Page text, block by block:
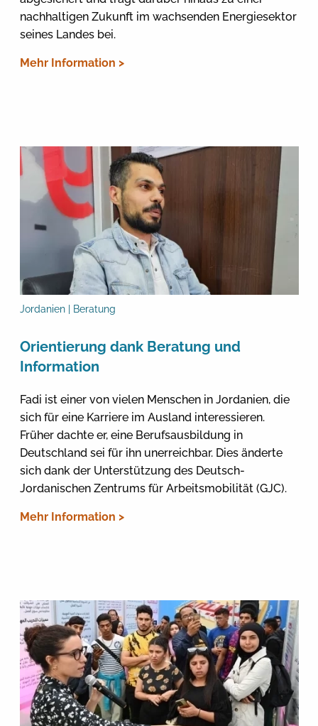
nachhaltigen Zukunft im wachsenden Energiesektor
seines Landes bei.
Mehr Information >
Jordanien | Beratung
Orientierung dank Beratung und
Information
Fadi ist einer von vielen Menschen in Jordanien, die
sich für eine Karriere im Ausland interessieren.
Früher dachte er, eine Berufsausbildung in
Deutschland sei für ihn unerreichbar. Dies änderte
sich dank der Unterstützung des Deutsch-
Jordanischen Zentrums für Arbeitsmobilität (GJC).
Mehr Information >